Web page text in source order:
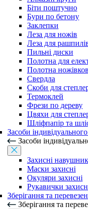
Біти поштучно
Бури по бетону
Заклепки
Леза для ножів
Леза для
Пильні диски
Полотна для
Полотна
Свердла
Скоби для
Термоклей
Фрези по дереву
Цвяхи для
Шліфпапір та
Засоби
Засоби
Захисні
Маски захисні
Окуляри захисні
Рукавички
Зберігання та
Зберігання та